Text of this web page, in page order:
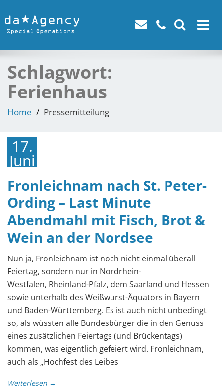
Toggle
Schlagwort:
Ferienhaus
Home Pressemitteilung
17.
Juni
2019
Fronleichnam nach St. Peter-
Ording – Last Minute
Abendmahl mit Fisch, Brot &
Wein an der Nordsee
Nun ja, Fronleichnam ist noch nicht einmal überall
Feiertag, sondern nur in Nordrhein-
Westfalen, Rheinland-Pfalz, dem Saarland und Hessen
sowie unterhalb des Weißwurst-Äquators in Bayern
und Baden-Württemberg. Es ist auch nicht unbedingt
so, als wüssten alle Bundesbürger die in den Genuss
eines zusätzlichen Feiertags (und Brückentags)
kommen, was eigentlich gefeiert wird. Fronleichnam,
auch als „Hochfest des Leibes
Weiterlesen →